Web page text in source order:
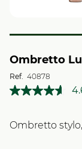
Ombretto
Ref. 40878
Ombretto